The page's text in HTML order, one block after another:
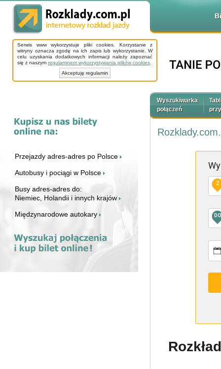
Serwis www wykorzystuje pliki cookies. Korzystanie z
witryny oznacza zgodę na ich zapis lub wykorzystanie. W
celu uzyskania dodatkowych informacji należy zapoznać
się z naszym regulaminem wykorzystywania plików cookies
Akceptuję regulamin
Przejazdy adres-adres po Polsce
Autobusy i pociągi w Polsce
Busy adres-adres do:
Niemiec, Holandii i innych krajów
Międzynarodowe autokary
Wyszukiwarka
połączeń
Z
DO